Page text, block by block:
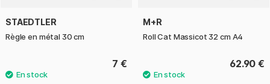
STAEDTLER
Règle en métal 30 cm
7 €
M+R
Roll Cat Massicot 32 cm A4
62.90 €